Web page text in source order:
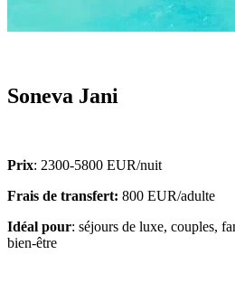
Soneva Jani
Prix: 2300-5800 EUR/nuit
Frais de transfert: 800 EUR/adulte
Idéal pour: séjours de luxe, couples,
bien-être